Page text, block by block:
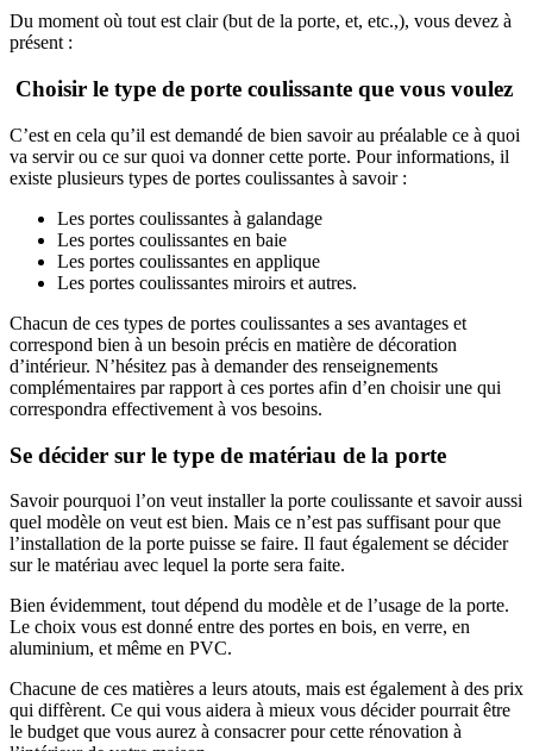
Du moment où tout est clair (but de la porte, et, etc.,), vous devez à
présent :
Choisir le type de porte coulissante que vous voulez
C’est en cela qu’il est demandé de bien savoir au préalable ce à quoi
va servir ou ce sur quoi va donner cette porte. Pour informations, il
existe plusieurs types de portes coulissantes à savoir :
Les portes coulissantes à galandage
Les portes coulissantes en baie
Les portes coulissantes en applique
Les portes coulissantes miroirs et autres.
Chacun de ces types de portes coulissantes a ses avantages et
correspond bien à un besoin précis en matière de décoration
d’intérieur. N’hésitez pas à demander des renseignements
complémentaires par rapport à ces portes afin d’en choisir une qui
correspondra effectivement à vos besoins.
Se décider sur le type de matériau de la porte
Savoir pourquoi l’on veut installer la porte coulissante et savoir aussi
quel modèle on veut est bien. Mais ce n’est pas suffisant pour que
l’installation de la porte puisse se faire. Il faut également se décider
sur le matériau avec lequel la porte sera faite.
Bien évidemment, tout dépend du modèle et de l’usage de la porte.
Le choix vous est donné entre des portes en bois, en verre, en
aluminium, et même en PVC.
Chacune de ces matières a leurs atouts, mais est également à des prix
qui diffèrent. Ce qui vous aidera à mieux vous décider pourrait être
le budget que vous aurez à consacrer pour cette rénovation à